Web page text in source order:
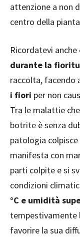
attenzione a non
centro della
Ricordatevi anche
durante la
raccolta, facendo
i fiori per non
Tra le malattie
botrite è senza
patologia
manifesta con
parti colpite e si
condizioni
°C e umidità
favorire la sua